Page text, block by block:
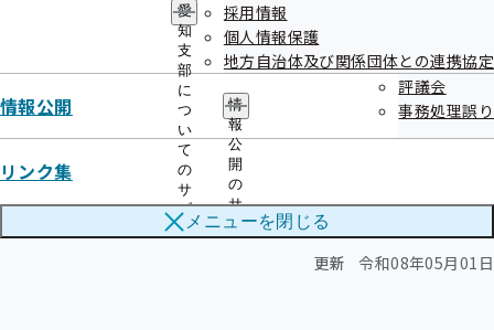
愛
知
支
部
に
つ
い
て
の
サ
ブ
メ
採用情報
個人情報保護
地方自治体及び関係団体との連携協定
情報公開
情
報
公
開
の
サ
ブ
メ
評議会
事務処理誤り
リンク集
メニューを閉じる
電話番号
052-990-2588
更新 令和08年05月01日